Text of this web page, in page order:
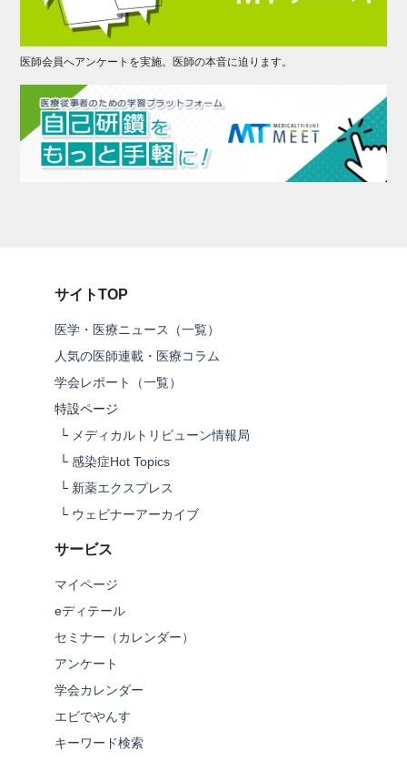
医師会員へアンケートを実施。医師の本音に迫ります。
サイトTOP
医学・医療ニュース（一覧）
人気の医師連載・医療コラム
学会レポート（一覧）
特設ページ
└ メディカルトリビューン情報局
└ 感染症Hot Topics
└ 新薬エクスプレス
└ ウェビナーアーカイブ
サービス
マイページ
eディテール
セミナー（カレンダー）
アンケート
学会カレンダー
エビでやんす
キーワード検索